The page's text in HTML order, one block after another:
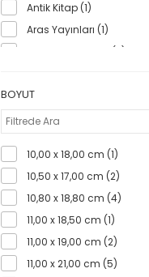
Antik Kitap (1)
Aras Yayınları (1)
Artemis Yayınları (7)
Ayrıntı Yayınları (10)
Babıali Kültür Yayınları (2)
Berikan Yayınları (3)
Beyan Yayınları (13)
Beyaz Balina Yayınları (1)
BigBang Yayınları (1)
Bilge Kültür Sanat (42)
Bilgi Yayınevi (80)
BOYUT
10,00 x 18,00 cm (1)
10,50 x 17,00 cm (2)
10,80 x 18,80 cm (4)
11,00 x 18,50 cm (1)
11,00 x 19,00 cm (2)
11,00 x 21,00 cm (5)